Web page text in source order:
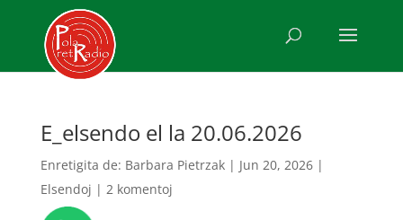
E_elsendo el la 20.06.2026
Enretigita de: Barbara Pietrzak| Jun 20, 2026|
Elsendoj | 2 komentoj